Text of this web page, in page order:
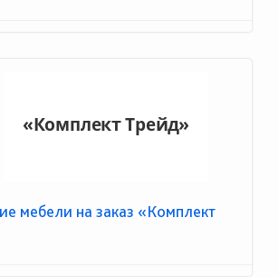
мебели на заказ «Комплект